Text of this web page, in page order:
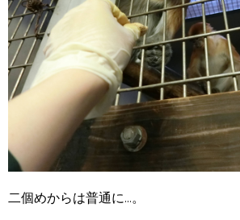
二個めからは普通に...。